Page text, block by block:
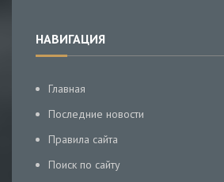
НАВИГАЦИЯ
Главная
Последние новости
Правила сайта
Поиск по сайту